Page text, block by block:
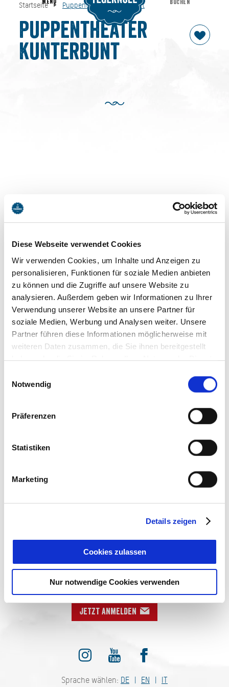
Diese Webseite verwendet Cookies
Wir verwenden Cookies, um Inhalte und Anzeigen zu
personalisieren, Funktionen für soziale Medien anbieten
zu können und die Zugriffe auf unsere Website zu
analysieren. Außerdem geben wir Informationen zu Ihrer
Verwendung unserer Website an unsere Partner für
soziale Medien, Werbung und Analysen weiter. Unsere
Partner führen diese Informationen möglicherweise mit
weiteren Daten zusammen, die Sie ihnen bereitgestellt
haben oder die Sie im Rahmen Ihrer Nutzung der Dienste
Cookies, wenn Sie unsere Webseite weiterhin nutzen.
Notwendig
Präferenzen
Statistiken
Marketing
Details zeigen
Cookies zulassen
Nur notwendige Cookies verwenden
Startseite Puppentheater Kunterbunt
Puppentheater
Kunterbunt
Puppentheater Kunterbunt
Herr Sascha Hein
Hauptstr. 56
Tel: +49 8543 7011042
jetzt Route planen
AUF DEM LAUFENDEN
BLEIBEN
Jetzt anmelden
Sprache wählen: DE EN IT
Startseite Puppentheater Kunterbunt
MENU BUCHEN